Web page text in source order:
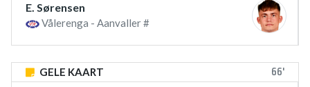
E. Sørensen
Vålerenga - Aanvaller #
GELE KAART 66'